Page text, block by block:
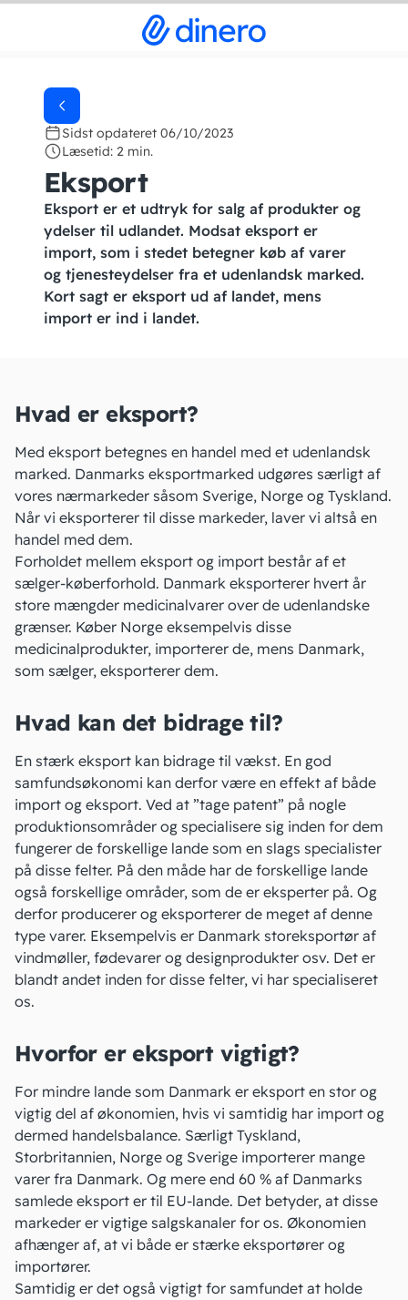
Sidst opdateret 06/10/2023
Læsetid: 2 min.
Eksport
Eksport er et udtryk for salg af produkter og
ydelser til udlandet. Modsat eksport er
import, som i stedet betegner køb af varer
og tjenesteydelser fra et udenlandsk marked.
Kort sagt er eksport ud af landet, mens
import er ind i landet.
Hvad er eksport?
Med eksport betegnes en handel med et udenlandsk
marked. Danmarks eksportmarked udgøres særligt af
vores nærmarkeder såsom Sverige, Norge og Tyskland.
Når vi eksporterer til disse markeder, laver vi altså en
handel med dem.
Forholdet mellem eksport og import består af et
sælger-køberforhold. Danmark eksporterer hvert år
store mængder medicinalvarer over de udenlandske
grænser. Køber Norge eksempelvis disse
medicinalprodukter, importerer de, mens Danmark,
som sælger, eksporterer dem.
Hvad kan det bidrage til?
En stærk eksport kan bidrage til vækst. En god
samfundsøkonomi kan derfor være en effekt af både
import og eksport. Ved at ”tage patent” på nogle
produktionsområder og specialisere sig inden for dem
fungerer de forskellige lande som en slags specialister
på disse felter. På den måde har de forskellige lande
også forskellige områder, som de er eksperter på. Og
derfor producerer og eksporterer de meget af denne
type varer. Eksempelvis er Danmark storeksportør af
vindmøller, fødevarer og designprodukter osv. Det er
blandt andet inden for disse felter, vi har specialiseret
os.
Hvorfor er eksport vigtigt?
For mindre lande som Danmark er eksport en stor og
vigtig del af økonomien, hvis vi samtidig har import og
dermed handelsbalance. Særligt Tyskland,
Storbritannien, Norge og Sverige importerer mange
varer fra Danmark. Og mere end 60 % af Danmarks
samlede eksport er til EU-lande. Det betyder, at disse
markeder er vigtige salgskanaler for os. Økonomien
afhænger af, at vi både er stærke eksportører og
importører.
Samtidig er det også vigtigt for samfundet at holde